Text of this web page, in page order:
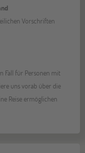
Vorschriften
Fall für Personen mit
uns vorab über die
Reise ermöglichen